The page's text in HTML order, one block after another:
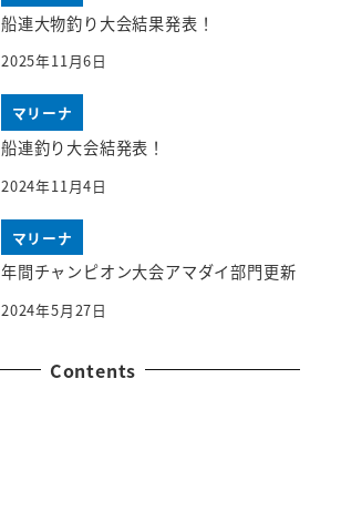
船連大物釣り大会結果発表！
2025年11月6日
マリーナ
船連釣り大会結発表！
2024年11月4日
マリーナ
年間チャンピオン大会アマダイ部門更新
2024年5月27日
Contents